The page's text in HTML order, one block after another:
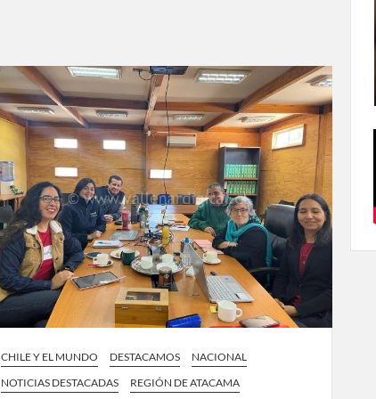
CHILE Y EL MUNDO DESTACAMOS
NACIONAL
NOTICIAS DESTACADAS
REGIÓN DE ATACAMA